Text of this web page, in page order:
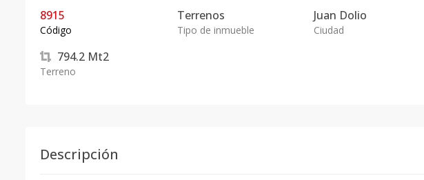
8915
Código
Terrenos
Tipo de inmueble
Juan Dolio
Ciudad
794.2 Mt2
Terreno
Descripción